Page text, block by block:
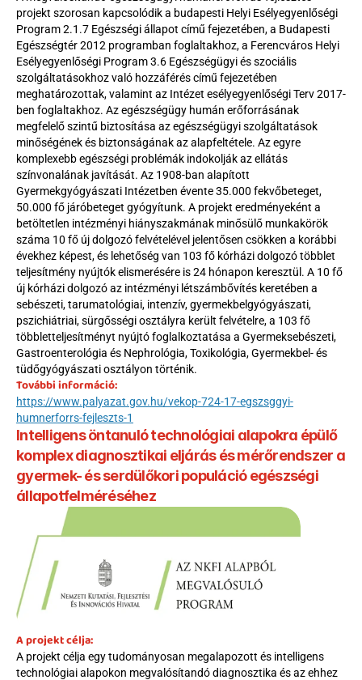
projekt szorosan kapcsolódik a budapesti Helyi Esélyegyenlőségi
Program 2.1.7 Egészségi állapot című fejezetében, a Budapesti
Egészségtér 2012 programban foglaltakhoz, a Ferencváros Helyi
Esélyegyenlőségi Program 3.6 Egészségügyi és szociális
szolgáltatásokhoz való hozzáférés című fejezetében
meghatározottak, valamint az Intézet esélyegyenlőségi Terv 2017-
ben foglaltakhoz. Az egészségügy humán erőforrásának
megfelelő szintű biztosítása az egészségügyi szolgáltatások
minőségének és biztonságának az alapfeltétele. Az egyre
komplexebb egészségi problémák indokolják az ellátás
színvonalának javítását. Az 1908-ban alapított
Gyermekgyógyászati Intézetben évente 35.000 fekvőbeteget,
50.000 fő járóbeteget gyógyítunk. A projekt eredményeként a
betöltetlen intézményi hiányszakmának minősülő munkakörök
száma 10 fő új dolgozó felvételével jelentősen csökken a korábbi
évekhez képest, és lehetőség van 103 fő kórházi dolgozó többlet
teljesítmény nyújtók elismerésére is 24 hónapon keresztül. A 10 fő
új kórházi dolgozó az intézményi létszámbővítés keretében a
sebészeti, tarumatológiai, intenzív, gyermekbelgyógyászati,
pszichiátriai, sürgősségi osztályra került felvételre, a 103 fő
többletteljesítményt nyújtó foglalkoztatása a Gyermeksebészeti,
Gastroenterológia és Nephrológia, Toxikológia, Gyermekbel- és
tüdőgyógyászati osztályon történik.
További információ:
https://www.palyazat.gov.hu/vekop-724-17-egszsggyi-
humnerforrs-fejleszts-1
Intelligens öntanuló technológiai alapokra épülő
komplex diagnosztikai eljárás és mérőrendszer a
gyermek- és serdülőkori populáció egészségi
állapotfelméréséhez
A projekt célja:
A projekt célja egy tudományosan megalapozott és intelligens
technológiai alapokon megvalósítandó diagnosztika és az ehhez